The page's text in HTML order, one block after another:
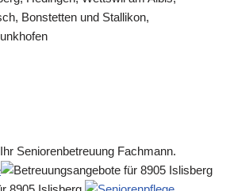
Ihr Seniorenbetreuung Fachmann.